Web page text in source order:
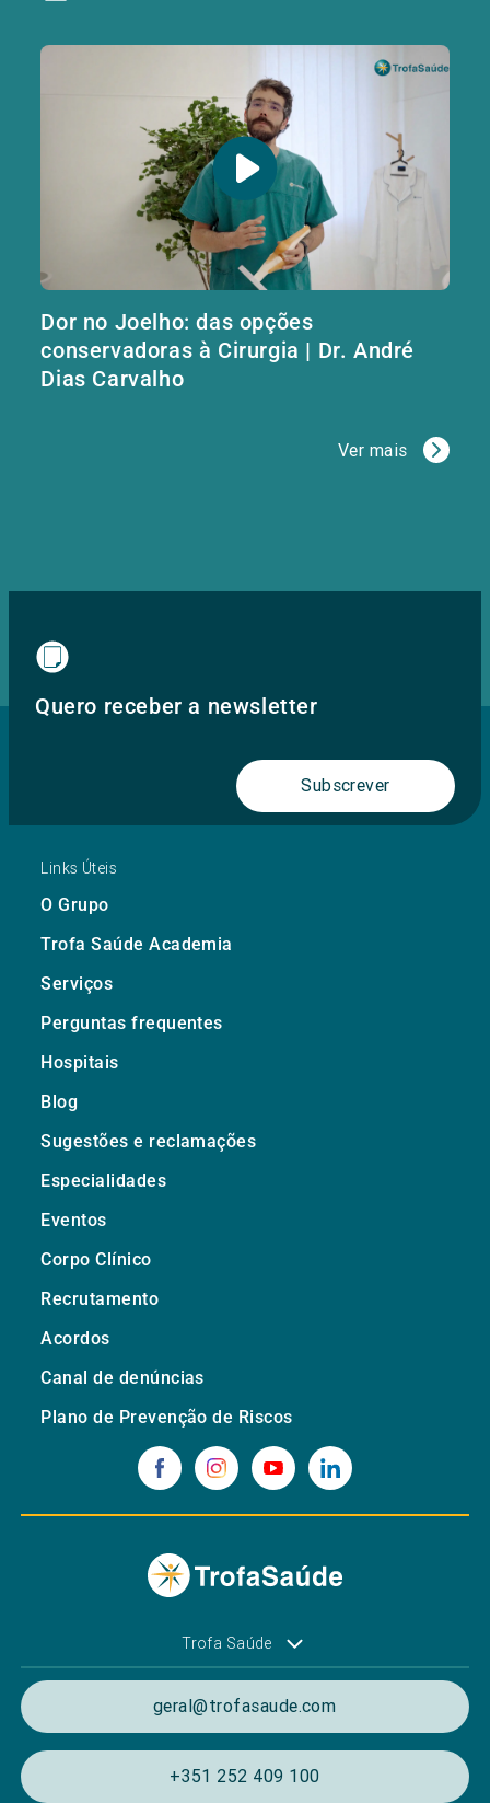
Dor no Joelho: das opções
conservadoras à Cirurgia | Dr. André
Dias Carvalho
Ver mais
Quero receber a newsletter
Subscrever
Links Úteis
O Grupo
Trofa Saúde Academia
Serviços
Perguntas frequentes
Hospitais
Blog
Sugestões e reclamações
Especialidades
Eventos
Corpo Clínico
Recrutamento
Acordos
Canal de denúncias
Plano de Prevenção de Riscos
Trofa Saúde
geral@trofasaude.com
+351 252 409 100